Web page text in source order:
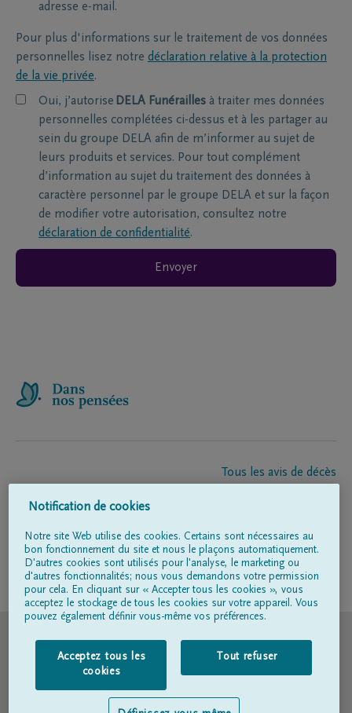
adresse e-mail.
Pour plus d'informations sur le traitement de vos données
personnelles lisez notre déclaration relative à la protection
de la vie privée.
Oui, j’autorise DELA Funérailles à traiter mes données
personnelles complétées ci-dessus et à les partager au
sein du groupe DELA afin de m’informer au sujet de
leurs produits et services. Pour tout complément
d’information au sujet du traitement des données à
caractère personnel par le groupe DELA et sur la façon
de modifier votre autorisation, consultez notre
déclaration de confidentialité.
Envoyer
Tous les avis de décès
Entrepreneur de pompes funèbres
Suivez-nous sur
Conditions d'utilisation
Déclaration relative à la vie privée
Notification de cookies
Notre site Web utilise des cookies. Certains sont nécessaires au
bon fonctionnement du site et nous le plaçons automatiquement.
D'autres cookies sont utilisés pour l'analyse, le marketing ou
d'autres fonctionnalités; nous vous demandons votre permission
pour cela. En cliquant sur « Accepter tous les cookies », vous
acceptez le stockage de tous les cookies sur votre appareil. Vous
pouvez également définir vous-même vos préférences.
Acceptez tous les
cookies
Tout refuser